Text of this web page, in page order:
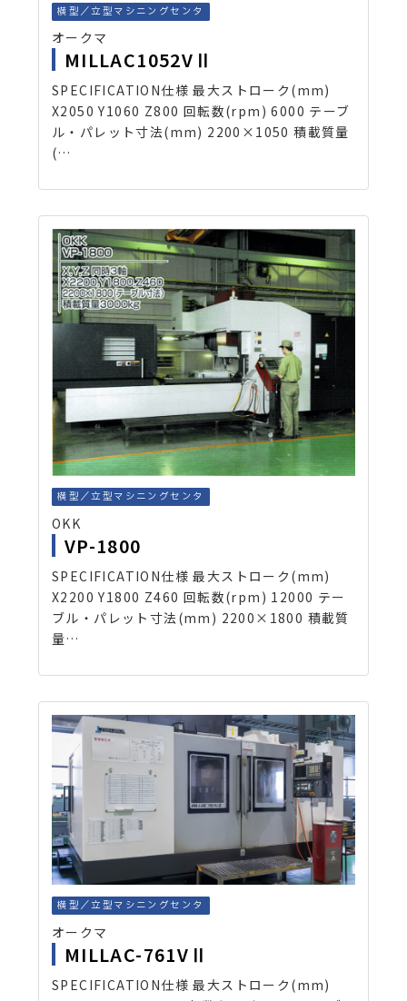
横型／立型マシニングセンタ
オークマ
MILLAC1052VⅡ
SPECIFICATION仕様 最大ストローク(mm)
X2050 Y1060 Z800 回転数(rpm) 6000 テーブ
ル・パレット寸法(mm) 2200×1050 積載質量
(…
横型／立型マシニングセンタ
OKK
VP-1800
SPECIFICATION仕様 最大ストローク(mm)
X2200 Y1800 Z460 回転数(rpm) 12000 テー
ブル・パレット寸法(mm) 2200×1800 積載質
量…
横型／立型マシニングセンタ
オークマ
MILLAC-761VⅡ
SPECIFICATION仕様 最大ストローク(mm)